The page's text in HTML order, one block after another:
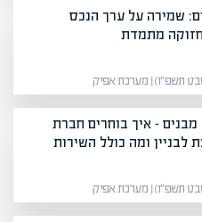
שמירה על ערך הנכס
מתמדת
מבנים – איך בוחרים חברת
לבניין ומה כולל השירות